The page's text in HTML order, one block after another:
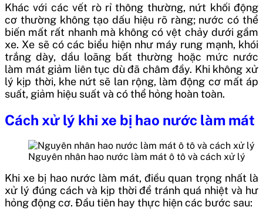
Khác với các vết rò rỉ thông thường, nứt khối động
cơ thường không tạo dấu hiệu rõ ràng; nước có thể
biến mất rất nhanh mà không có vệt chảy dưới gầm
xe. Xe sẽ có các biểu hiện như máy rung mạnh, khói
trắng dày, dầu loãng bất thường hoặc mức nước
làm mát giảm liên tục dù đã châm đầy. Khi không xử
lý kịp thời, khe nứt sẽ lan rộng, làm động cơ mất áp
suất, giảm hiệu suất và có thể hỏng hoàn toàn.
Cách xử lý khi xe bị hao nước làm mát
Nguyên nhân hao nước làm mát ô tô và cách xử lý
Khi xe bị hao nước làm mát, điều quan trọng nhất là
xử lý đúng cách và kịp thời để tránh quá nhiệt và hư
hỏng động cơ. Đầu tiên hay thực hiện các bước sau: